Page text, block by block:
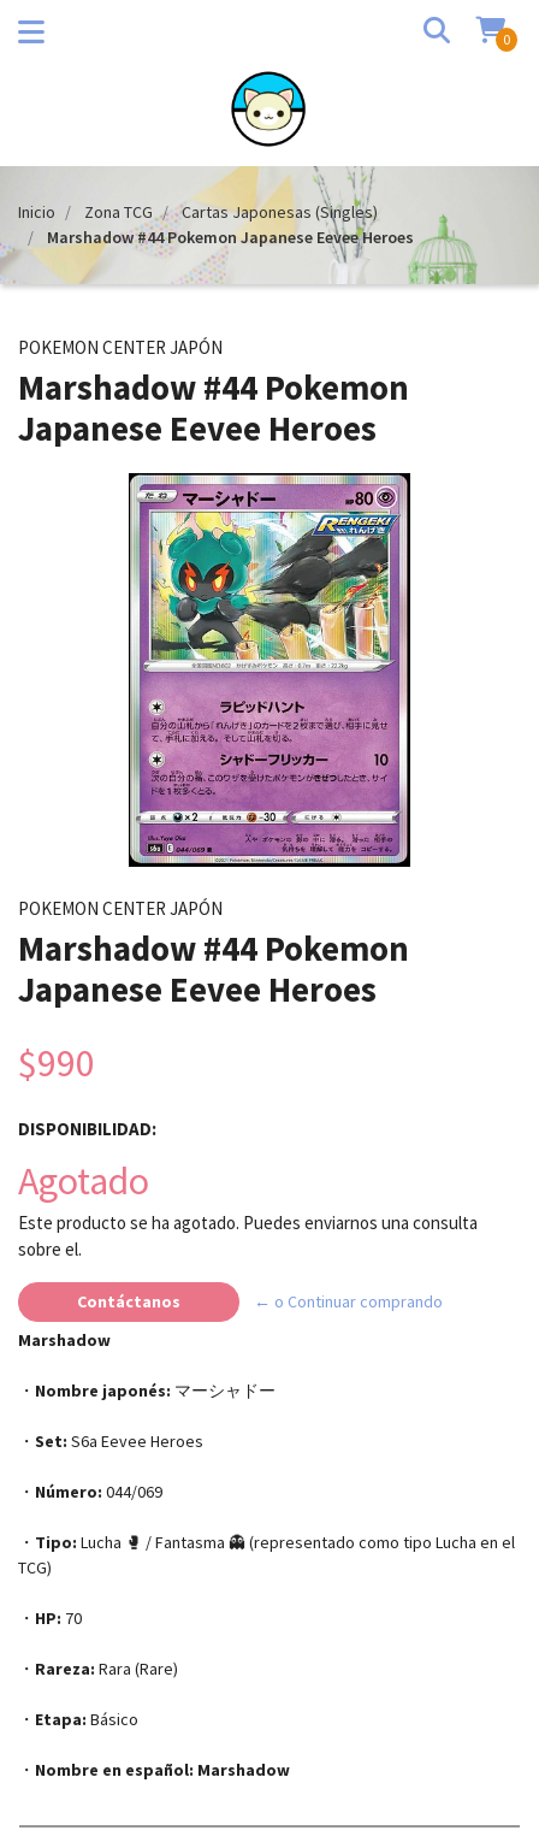
0
Inicio Zona TCG
Cartas Japonesas (Singles)
Marshadow #44 Pokemon Japanese Eevee Heroes
POKEMON CENTER JAPÓN
Marshadow #44 Pokemon
Japanese Eevee Heroes
POKEMON CENTER JAPÓN
Marshadow #44 Pokemon
Japanese Eevee Heroes
$990
DISPONIBILIDAD:
Agotado
Este producto se ha agotado. Puedes enviarnos una consulta
sobre el.
Contáctanos
← o Continuar comprando
Marshadow
・ Nombre japonés: マーシャドー
・ Set: S6a Eevee Heroes
・ Número: 044/069
・ Tipo: Lucha 🥊 / Fantasma 👻 (representado como tipo Lucha en el
TCG)
・ HP: 70
・ Rareza: Rara (Rare)
・ Etapa: Básico
・ Nombre en español: Marshadow